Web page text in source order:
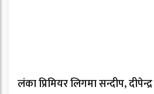
लंका प्रिमियर लिगमा सन्दीप,